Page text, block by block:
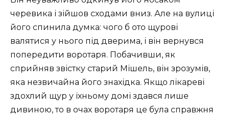
черевика і зійшов сходами вниз. Але на вулиці
його спинила думка: чого б ото щурові
валятися у нього під дверима, і він вернувся
попередити воротаря. Побачивши, як
сприйняв звістку старий Мішель, він зрозумів,
яка незвичайна його знахідка. Якщо лікареві
здохлий щур у їхньому домі здався лише
дивиною, то в очах воротаря це була справжня